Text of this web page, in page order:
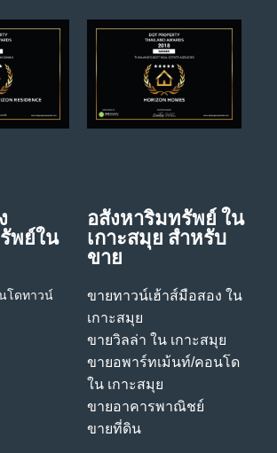
พย์ใน
โดทาวน์
อสังหาริมทรัพย์ ใน
เกาะสมุย สําหรับ
ขาย
ขายทาวน์เฮ้าส์มือสอง ใน
เกาะสมุย
ขายวิลล่า ใน เกาะสมุย
ขายอพาร์ทเม้นท์/คอนโด
ใน เกาะสมุย
ขายอาคารพาณิชย์
ขายที่ดิน